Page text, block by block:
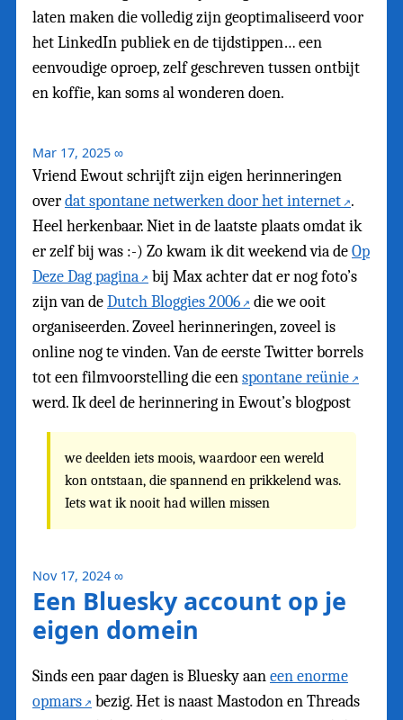
laten maken die volledig zijn geoptimaliseerd voor
het LinkedIn publiek en de tijdstippen… een
eenvoudige oproep, zelf geschreven tussen ontbijt
en koffie, kan soms al wonderen doen.
Mar 17, 2025 ∞
Vriend Ewout schrijft zijn eigen herinneringen
overdat spontane netwerken door het internet .
Heel herkenbaar. Niet in de laatste plaats omdat ik
er zelf bij was :-) Zo kwam ik dit weekend via deOp
Deze Dag pagina
bij Max achter dat er nog foto’s
zijn van deDutch Bloggies 2006
die we ooit
organiseerden. Zoveel herinneringen, zoveel is
online nog te vinden. Van de eerste Twitter borrels
tot een filmvoorstelling die eenspontane reünie
werd. Ik deel de herinnering in Ewout’s blogpost
we deelden iets moois, waardoor een wereld
kon ontstaan, die spannend en prikkelend was.
Iets wat ik nooit had willen missen
Nov 17, 2024 ∞
Een Bluesky account op je
eigen domein
Sinds een paar dagen is Bluesky aaneen enorme
opmars
bezig. Het is naast Mastodon en Threads